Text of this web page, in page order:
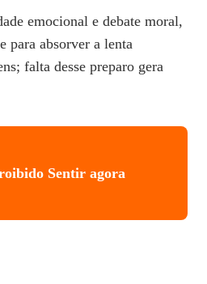
emocional e debate moral,
para absorver a lenta
falta desse preparo gera
Sentir agora